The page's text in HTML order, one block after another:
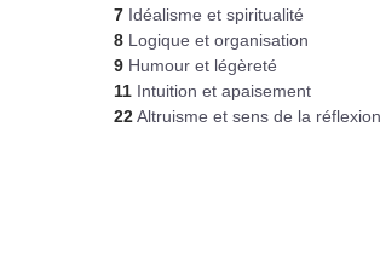
7 Idéalisme et spiritualité
8 Logique et organisation
9 Humour et légèreté
11 Intuition et apaisement
22Altruisme et sens de la réflexion